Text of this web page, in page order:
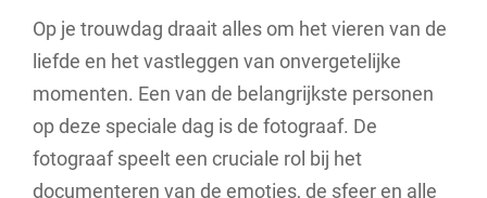
Op je trouwdag draait alles om het vieren van de
liefde en het vastleggen van onvergetelijke
momenten. Een van de belangrijkste personen
op deze speciale dag is de fotograaf. De
fotograaf speelt een cruciale rol bij het
documenteren van de emoties, de sfeer en alle